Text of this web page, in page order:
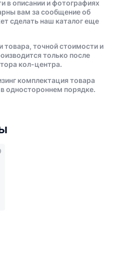
в описании и фотографиях
вам за сообщение об
сделать наш каталог еще
товара, точной стоимости и
только после
кол-центра.
комплектация товара
одностороннем порядке.